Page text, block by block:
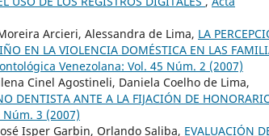
Arcieri, Alessandra de Lima, LA
EN LA VIOLENCIA DOMÉSTICA EN LAS
Venezolana: Vol. 45 Núm. 2 (2007)
Cinel Agostineli, Daniela Coelho de Lima,
DENTISTA ANTE A LA FIJACIÓN DE
3 (2007)
Isper Garbin, Orlando Saliba, EVALUACIÓN